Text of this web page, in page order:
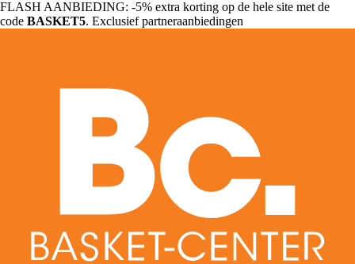
FLASH AANBIEDING: -5% extra korting op de hele site met de
code BASKET5. Exclusief partneraanbiedingen